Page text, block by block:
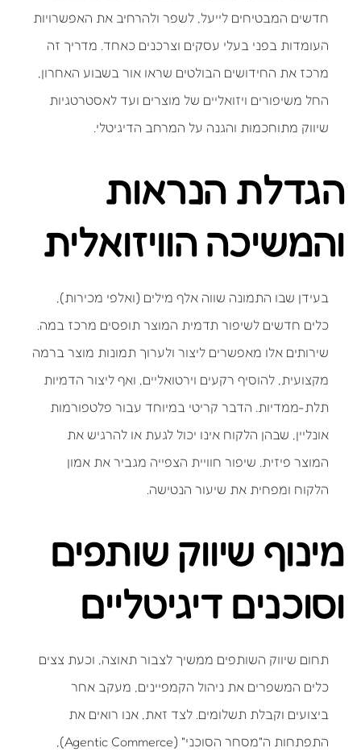
חדשים המבטיחים לייעל, לשפר ולהרחיב את האפשרויות
העומדות בפני בעלי עסקים וצרכנים כאחד. מדריך זה
מרכז את החידושים הבולטים שראו אור בשבוע האחרון,
החל משיפורים ויזואליים של מוצרים ועד לאסטרטגיות
שיווק מתוחכמות והגנה על המרחב הדיגיטלי.
הגדלת הנראות
והמשיכה הוויזואלית
בעידן שבו התמונה שווה אלף מילים (ואלפי מכירות),
כלים חדשים לשיפור תדמית המוצר תופסים מרכז במה.
שירותים אלו מאפשרים ליצור ולערוך תמונות מוצר ברמה
מקצועית, להוסיף רקעים וירטואליים, ואף ליצור הדמיות
תלת-ממדיות. הדבר קריטי במיוחד עבור פלטפורמות
אונליין, שבהן הלקוח אינו יכול לגעת או להרגיש את
המוצר פיזית. שיפור חוויית הצפייה מגביר את אמון
הלקוח ומפחית את שיעור הנטישה.
מינוף שיווק שותפים
וסוכנים דיגיטליים
תחום שיווק השותפים ממשיך לצבור תאוצה, וכעת צצים
כלים המשפרים את ניהול הקמפיינים, מעקב אחר
ביצועים וקבלת תשלומים. לצד זאת, אנו רואים את
התפתחות ה"מסחר הסוכני" (Agentic Commerce),